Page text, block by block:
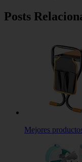
Posts
Mejores